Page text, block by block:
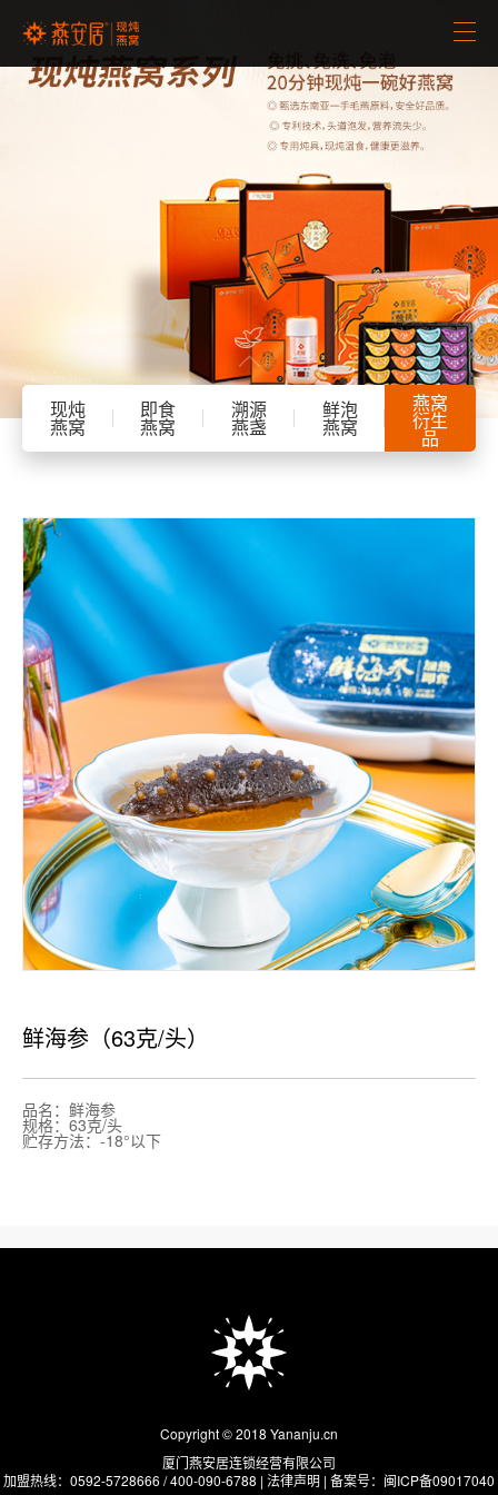
品牌介绍
新闻中心
产品中心
客服中心


现炖
燕窝
即食
燕窝
溯源
燕盏
鲜泡
燕窝
燕窝
衍生
品
鲜海参（63克/头）
品名：鲜海参
规格：63克/头
贮存方法：-18°以下
Copyright © 2018 Yananju.cn
厦门燕安居连锁经营有限公司
加盟热线：0592-5728666 / 400-090-6788 | 法律声明 | 备案号： 闽ICP备09017040